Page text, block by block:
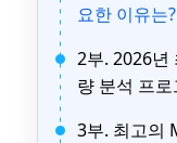
요한 이유는?
2부. 2026년
량 분석 프
3부. 최고의